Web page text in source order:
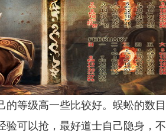
等级高一些比较好。蜈蚣的数
可以抢，最好道士自己隐身，